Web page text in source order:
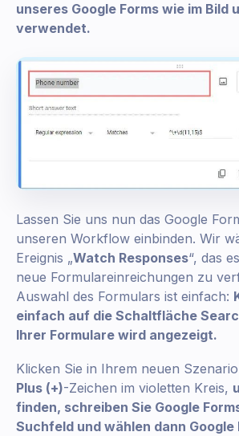
unseres Google Forms wie im Bild
verwendet.
Lassen Sie uns nun das Google
unseren Workflow einbinden. Wir
Ereignis „Watch Responses“, das
neue Formulareinreichungen zu
Auswahl des Formulars ist einfach:
einfach auf die Schaltfläche
Ihrer Formulare wird angezeigt.
Klicken Sie in Ihrem neuen Szenario
Plus (+)-Zeichen im violetten Kreis,
finden, schreiben Sie Google
Suchfeld und wählen dann Google